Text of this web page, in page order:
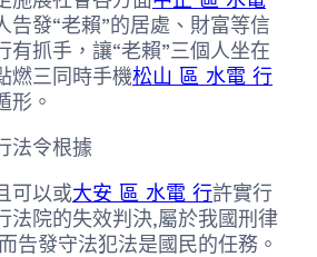
告發“老賴”的居處、財富等信
有抓手，讓“老賴”三個人坐在
燃三同時手機松山 區 水電 行
形。
法令根據
可以或大安 區 水電 行許實行
法院的失效判決,屬於我國刑律
告發守法犯法是國民的任務。